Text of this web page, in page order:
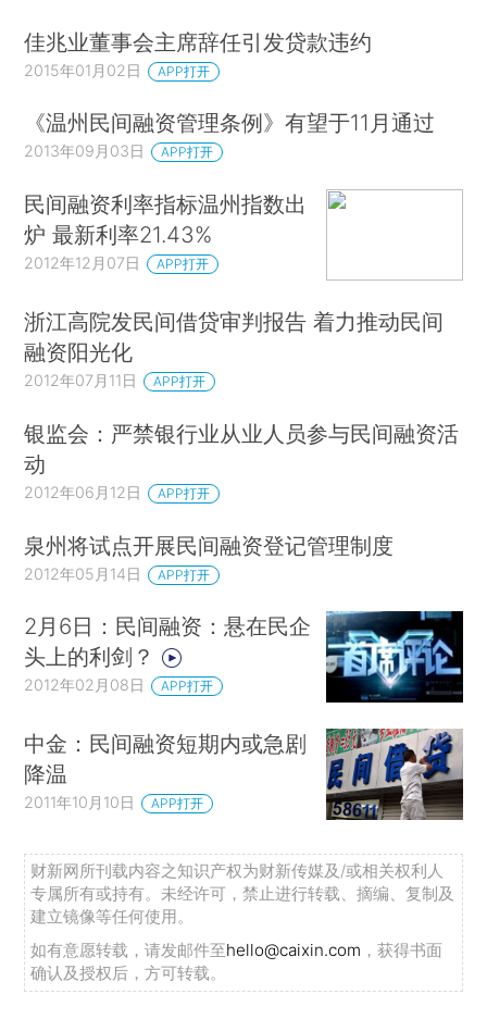
佳兆业董事会主席辞任引发贷款违约
2015年01月02日 APP打开
《温州民间融资管理条例》有望于11月通过
2013年09月03日 APP打开
民间融资利率指标温州指数出
炉 最新利率21.43%
2012年12月07日 APP打开
浙江高院发民间借贷审判报告 着力推动民间
融资阳光化
2012年07月11日 APP打开
银监会：严禁银行业从业人员参与民间融资活
动
2012年06月12日 APP打开
泉州将试点开展民间融资登记管理制度
2012年05月14日 APP打开
2月6日：民间融资：悬在民企
头上的利剑？
2012年02月08日 APP打开
中金：民间融资短期内或急剧
降温
2011年10月10日 APP打开
财新网所刊载内容之知识产权为财新传媒及/或相关权利人
专属所有或持有。未经许可，禁止进行转载、摘编、复制及
建立镜像等任何使用。
如有意愿转载，请发邮件至hello@caixin.com ，获得书面
确认及授权后，方可转载。